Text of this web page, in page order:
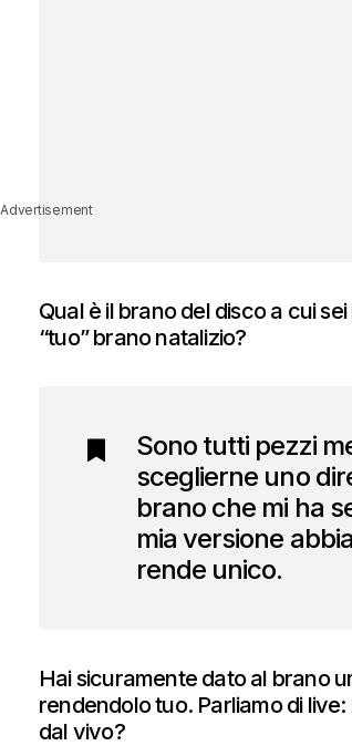
Advertisement
Qual è il brano del disco a cui
“tuo” brano natalizio?
Sono tutti pezzi
sceglierne uno
brano che mi ha
mia versione
rende unico.
Hai sicuramente dato al brano
rendendolo tuo. Parliamo di
dal vivo?